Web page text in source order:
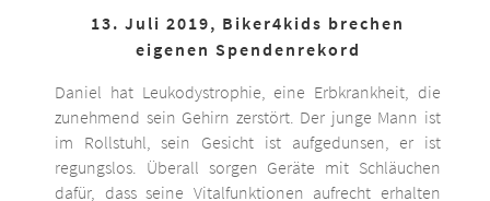
13. Juli 2019, Biker4kids brechen
eigenen Spendenrekord
Daniel hat Leukodystrophie, eine Erbkrankheit, die
zunehmend sein Gehirn zerstört. Der junge Mann ist
im Rollstuhl, sein Gesicht ist aufgedunsen, er ist
regungslos. Überall sorgen Geräte mit Schläuchen
dafür, dass seine Vitalfunktionen aufrecht erhalten